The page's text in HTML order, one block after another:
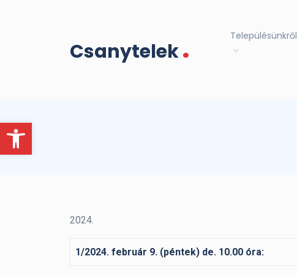
Eszköztár megnyitása
Csanytelek. Településünkről
2024.
1/2024. február 9. (péntek) de. 10.00 óra: